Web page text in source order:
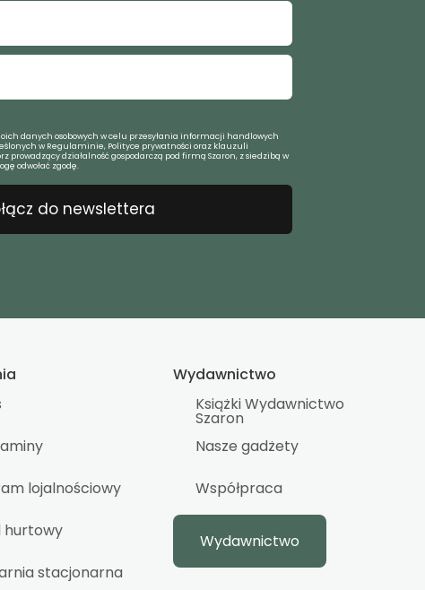
danych osobowych w celu przesyłania informacji handlowych
w Regulaminie, Polityce prywatności oraz klauzuli
prowadzący działalność gospodarczą pod firmą Szaron, z siedzibą w
odwołać zgodę.
do newslettera
lojalnościowy
hurtowy
stacjonarna
Wydawnictwo
Książki Wydawnictwo
Szaron
Nasze gadżety
Współpraca
Wydawnictwo